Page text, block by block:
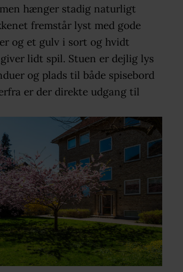
hænger stadig naturligt
fremstår lyst med gode
og et gulv i sort og hvidt
lidt spil. Stuen er dejlig lys
og plads til både spisebord
er der direkte udgang til